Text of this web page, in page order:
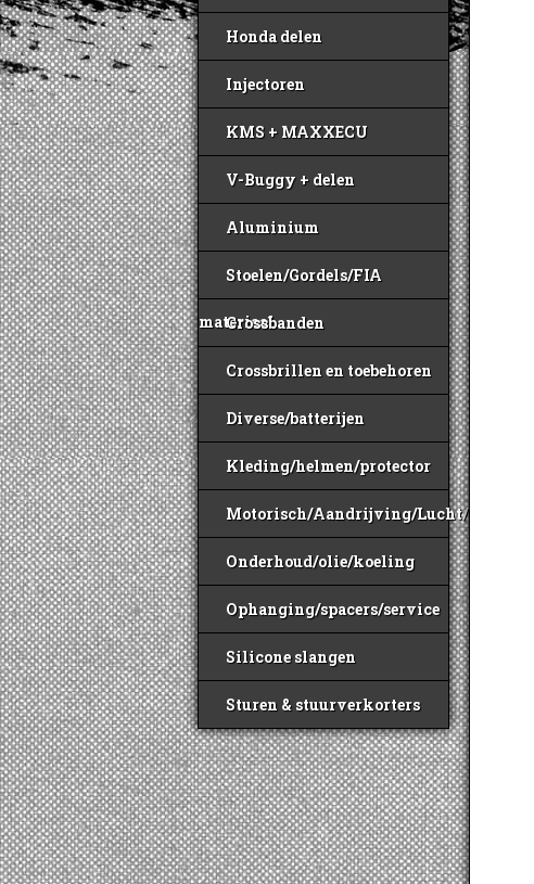
Honda delen
Injectoren
KMS + MAXXECU
V-Buggy + delen
Aluminium
Stoelen/Gordels/FIA
materiaal
Crossbanden
Crossbrillen en toebehoren
Diverse/batterijen
Kleding/helmen/protector
Motorisch/Aandrijving/Lucht/Benzine
Onderhoud/olie/koeling
Ophanging/spacers/service
Silicone slangen
Sturen & stuurverkorters